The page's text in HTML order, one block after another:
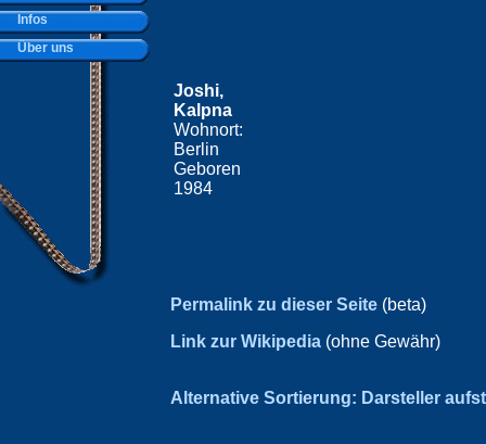
Joshi,
Kalpna
Wohnort:
Berlin
Geboren
1984
Permalink zu dieser Seite (beta)
Link zur Wikipedia (ohne Gewähr)
Alternative Sortierung: Darsteller
Infos
Über uns